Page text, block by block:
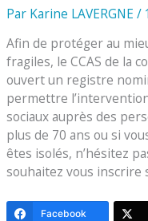
Par Karine LAVERGNE/
Afin de protéger au
fragiles, le CCAS de la
ouvert un registre
permettre
sociaux auprès des
plus de 70 ans ou si
êtes isolés, n’hésitez
souhaitez vous inscrire
Facebook